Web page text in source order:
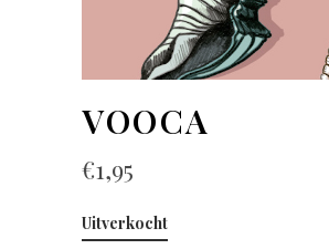
VOOCA
€1,95
Uitverkocht